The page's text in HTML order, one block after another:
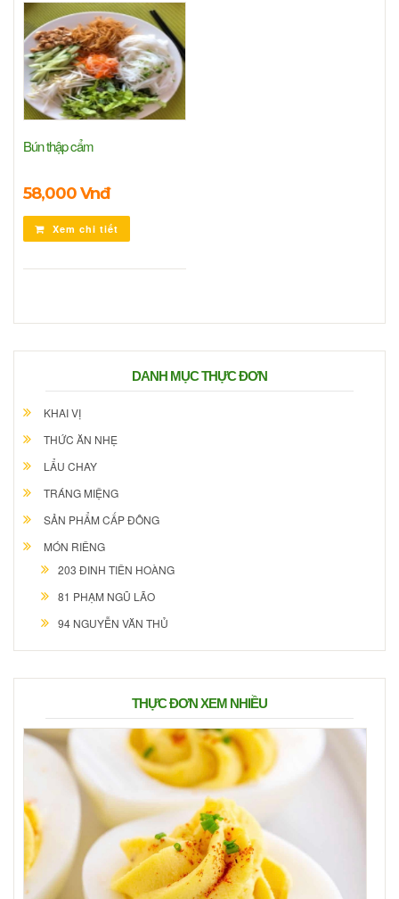
Bún thập cẩm
58,000 Vnđ
Xem chi tiết
DANH MỤC THỰC ĐƠN
KHAI VỊ
THỨC ĂN NHẸ
LẨU CHAY
TRÁNG MIỆNG
SẢN PHẨM CẤP ĐÔNG
MÓN RIÊNG
203 ĐINH TIÊN HOÀNG
81 PHẠM NGŨ LÃO
94 NGUYỄN VĂN THỦ
THỰC ĐƠN XEM NHIỀU